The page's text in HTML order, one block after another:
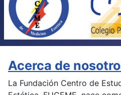
Acerca de
La Fundación Centro de